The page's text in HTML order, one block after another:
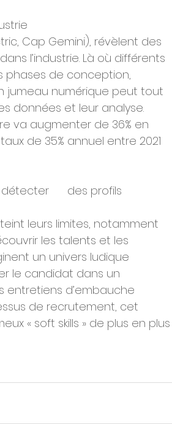
Cap Gemini), révèlent des
l’industrie. Là où différents
phases de conception,
jumeau numérique peut tout
données et leur analyse.
va augmenter de 36% en
de 35% annuel entre 2021
des profils
leurs limites, notamment
les talents et les
un univers ludique
le candidat dans un
entretiens d’embauche
de recrutement, cet
« soft skills » de plus en plus